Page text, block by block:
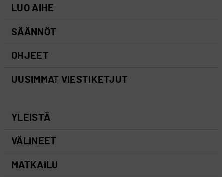
LUO AIHE
SÄÄNNÖT
OHJEET
UUSIMMAT VIESTIKETJUT
YLEISTÄ
VÄLINEET
MATKAILU